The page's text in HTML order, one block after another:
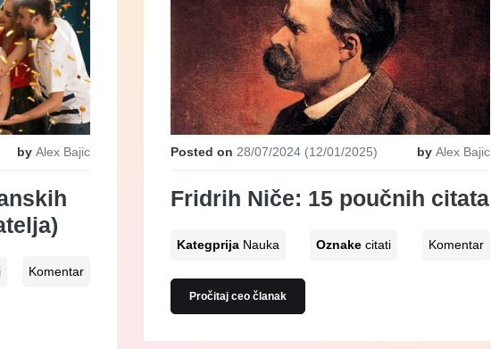
by Alex Bajic
Komentar
Posted on 28/07/2024(12/01/2025) by Alex Bajic
Fridrih Niče: 15 poučnih citata
Kategprija Nauka Oznakecitati Komentar
Pročitaj ceo članak